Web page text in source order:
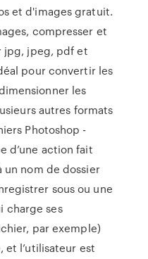
et d'images gratuit.
compresser et
jpg, jpeg, pdf et
pour convertir les
les
autres formats
Photoshop -
d’une action fait
un nom de dossier
sous ou une
charge ses
par exemple)
et l’utilisateur est